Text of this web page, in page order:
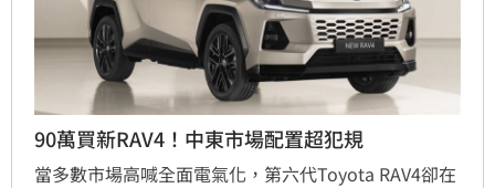
90萬買新RAV4！中東市場配置超犯規
當多數市場高喊全面電氣化，第六代Toyota RAV4卻在